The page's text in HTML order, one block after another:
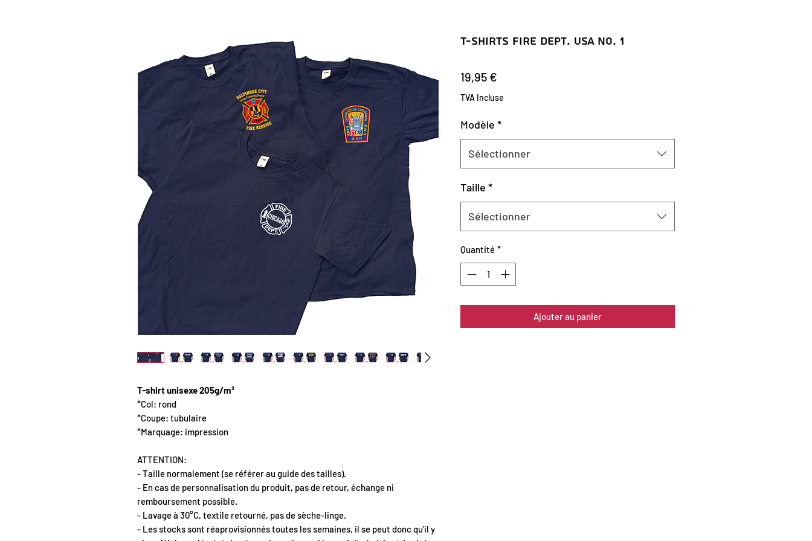
T-shirt unisexe 205g/m²
*Col: rond
*Coupe: tubulaire
*Marquage: impression
ATTENTION:
- Taille normalement (se référer au guide des tailles).
- En cas de personnalisation du produit, pas de retour, échange ni
remboursement possible.
- Lavage à 30°C, textile retourné, pas de sèche-linge.
- Les stocks sont réaprovisionnés toutes les semaines, il se peut donc qu'il y
T-Shirts Fire Dept. USA No. 1
19,95 €
TVA Incluse
Modèle *
Sélectionner
Taille *
Sélectionner
Quantité *
Ajouter au panier